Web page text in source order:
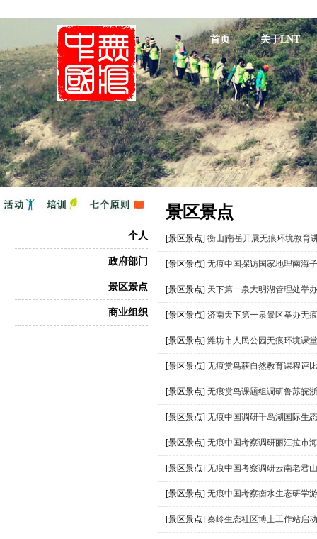
首页 | 关于LNT |
个人
政府部门
景区景点
商业组织
景区景点
[景区景点] 衡山|南岳开展无痕环境教育
[景区景点] 无痕中国探访国家地理南海
[景区景点] 天下第一泉大明湖管理处举
[景区景点] 济南天下第一泉景区举办无
[景区景点] 潍坊市人民公园无痕环境课堂
[景区景点] 无痕赏鸟获自然教育课程评
[景区景点] 无痕赏鸟课题组调研鲁苏皖
[景区景点] 无痕中国调研千岛湖国际生
[景区景点] 无痕中国考察调研丽江拉市
[景区景点] 无痕中国考察调研云南老君
[景区景点] 无痕中国考察衡水生态研学
[景区景点] 秦岭生态社区博士工作站启动